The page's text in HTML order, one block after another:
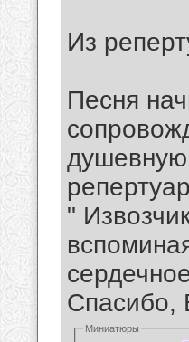
Из
Песня
"
Спасибо,
Миниатюры